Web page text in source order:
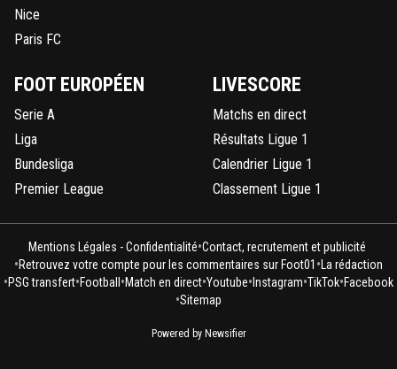
Nice
Paris FC
FOOT EUROPÉEN
Serie A
Liga
Bundesliga
Premier League
LIVESCORE
Matchs en direct
Résultats Ligue 1
Calendrier Ligue 1
Classement Ligue 1
Mentions Légales - Confidentialité•Contact, recrutement et publicité
•Retrouvez votre compte pour les commentaires sur Foot01 • La rédaction
•PSG transfert•Football •Match en direct•Youtube• Instagram•TikTok•Facebook
•Sitemap
Powered by Newsifier